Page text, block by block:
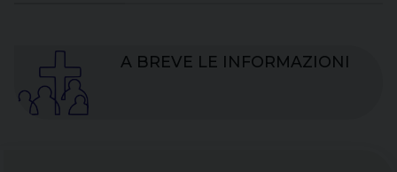
A BREVE LE INFORMAZIONI